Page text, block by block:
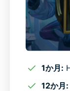
1か月:
12か月: